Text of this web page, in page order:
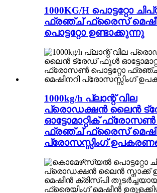
1000KG/H പൊട്ടറ്റോ
ഫ്രഞ്ച് ഫ്രൈസ്
പൊട്ടറ്റോ ഉണ്ടാക്കുന്നു
1000kg/h പ്ലാന്റ് വില
പ്രൊഡക്ഷൻ ലൈൻ
ഓട്ടോമാറ്റിക് ഫ്രോസൺ
ഫ്രഞ്ച് ഫ്രൈസ്
പ്രോസസ്സിംഗ്